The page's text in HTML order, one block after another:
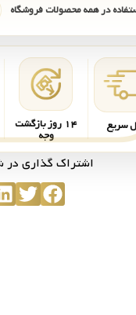
در همه محصولات فروشگاه
سریع ۱۴ روز بازگشت
وجه
اشتراک گذاری در